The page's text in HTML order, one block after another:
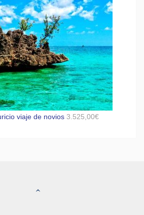
viaje de novios 3.525,00€